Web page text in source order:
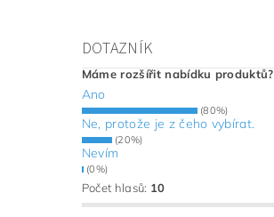
DOTAZNÍK
Máme rozšířit nabídku produktů?
Ano
(80%)
Ne, protože je z čeho vybírat.
(20%)
Nevím
(0%)
Počet hlasů: 10